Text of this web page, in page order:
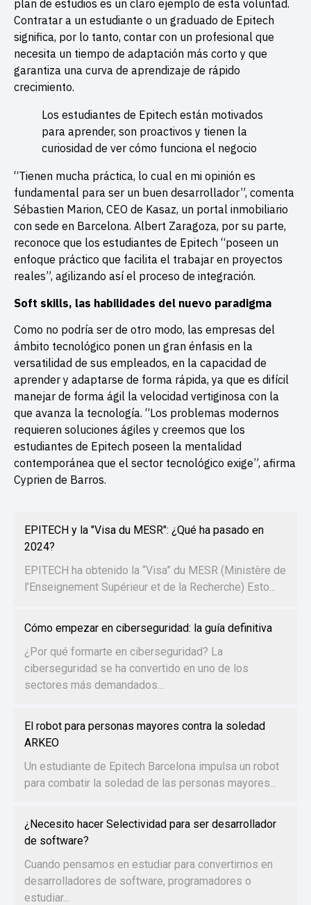
plan de estudios es un claro ejemplo de esta voluntad.
Contratar a un estudiante o un graduado de Epitech
significa, por lo tanto, contar con un profesional que
necesita un tiempo de adaptación más corto y que
garantiza una curva de aprendizaje de rápido
crecimiento.
Los estudiantes de Epitech están motivados
para aprender, son proactivos y tienen la
curiosidad de ver cómo funciona el negocio
“Tienen mucha práctica, lo cual en mi opinión es
fundamental para ser un buen desarrollador”, comenta
Sébastien Marion, CEO de Kasaz, un portal inmobiliario
con sede en Barcelona. Albert Zaragoza, por su parte,
reconoce que los estudiantes de Epitech “poseen un
enfoque práctico que facilita el trabajar en proyectos
reales”, agilizando así el proceso de integración.
Soft skills, las habilidades del nuevo paradigma
Como no podría ser de otro modo, las empresas del
ámbito tecnológico ponen un gran énfasis en la
versatilidad de sus empleados, en la capacidad de
aprender y adaptarse de forma rápida, ya que es difícil
manejar de forma ágil la velocidad vertiginosa con la
que avanza la tecnología. “Los problemas modernos
requieren soluciones ágiles y creemos que los
estudiantes de Epitech poseen la mentalidad
contemporánea que el sector tecnológico exige”, afirma
Cyprien de Barros.
EPITECH y la "Visa du MESR": ¿Qué ha pasado en
2024?
EPITECH ha obtenido la “Visa” du MESR (Ministère de
l’Enseignement Supérieur et de la Recherche) Esto...
Cómo empezar en ciberseguridad: la guía definitiva
¿Por qué formarte en ciberseguridad? La
ciberseguridad se ha convertido en uno de los
sectores más demandados...
El robot para personas mayores contra la soledad
ARKEO
Un estudiante de Epitech Barcelona impulsa un robot
para combatir la soledad de las personas mayores...
¿Necesito hacer Selectividad para ser desarrollador
de software?
Cuando pensamos en estudiar para convertirnos en
desarrolladores de software, programadores o
estudiar...